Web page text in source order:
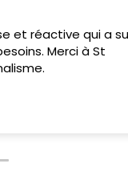
qui a su
Merci à St